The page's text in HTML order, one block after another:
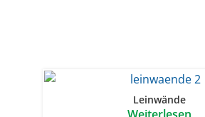
Leinwände